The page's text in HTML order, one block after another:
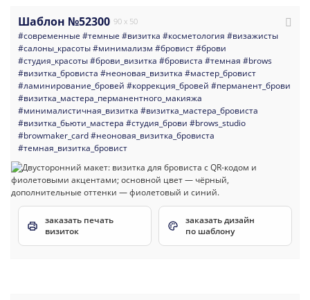
Шаблон №52300 90 x 50
#современные #темные #визитка #косметология #визажисты
#салоны_красоты#минимализм #бровист#брови
#студия_красоты#брови_визитка #бровиста #темная #brows
#визитка_бровиста #неоновая_визитка #мастер_бровист
#ламинирование_бровей #коррекция_бровей #перманент_брови
#визитка_мастера_перманентного_макияжа
#минималистичная_визитка #визитка_мастера_бровиста
#визитка_бьюти_мастера #студия_брови #brows_studio
#browmaker_card#неоновая_визитка_бровиста
#темная_визитка_бровист
заказать печать
визиток
заказать дизайн
по шаблону